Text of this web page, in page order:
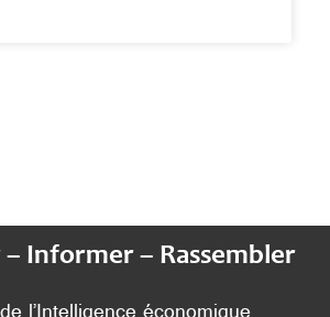
Informer – Rassembler